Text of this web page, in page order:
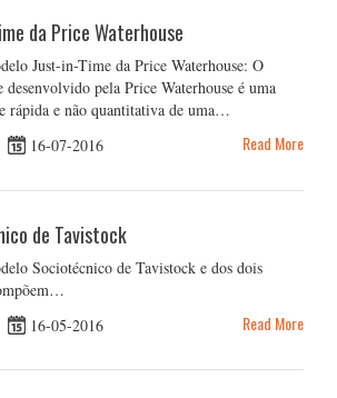
da Price Waterhouse
Just-in-Time da Price Waterhouse: O
pela Price Waterhouse é uma
rápida e não quantitativa de uma…
16-07-2016 Read More
de Tavistock
Sociotécnico de Tavistock e dos dois
16-05-2016 Read More